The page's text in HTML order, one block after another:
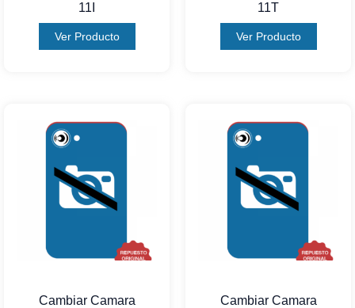
11I
Ver Producto
11T
Ver Producto
Cambiar Camara
Cambiar Camara